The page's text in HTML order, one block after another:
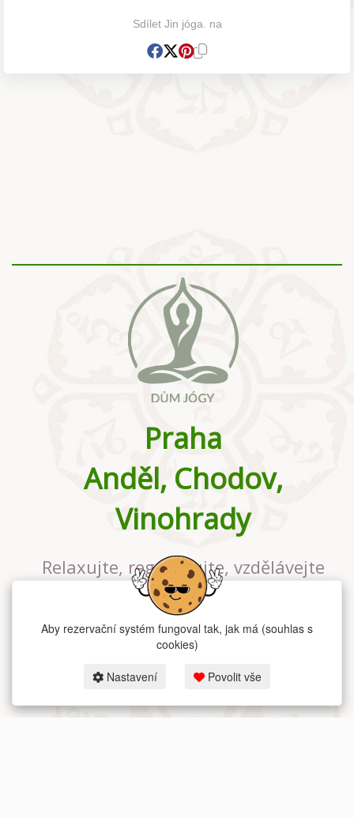
Sdílet Jin jóga. na
Praha
Anděl, Chodov,
Vinohrady
Relaxujte, regenerujte, vzdělávejte
se v největším jógovém studiu v
Praze
Aby rezervační systém fungoval tak, jak má (souhlas s
cookies)
Nastavení Povolit vše